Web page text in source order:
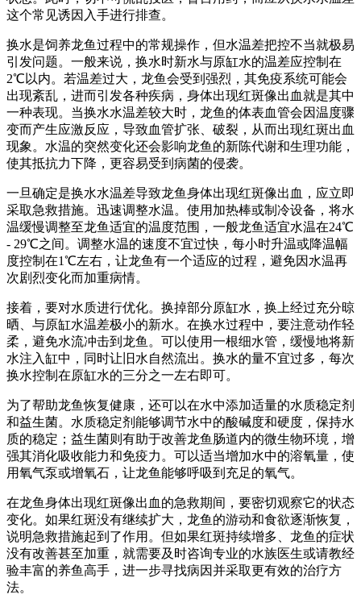
这个常见诱因入手进行排查。
换水是饲养龙鱼过程中的常规操作，但水温差把控不当就极易
引发问题。一般来说，换水时新水与原缸水的温差应控制在
2℃以内。若温差过大，龙鱼会受到强烈，其免疫系统可能会
出现紊乱，进而引发各种疾病，身体出现红斑像出血就是其中
一种表现。当换水水温差较大时，龙鱼的体表血管会因温度骤
变而产生应激反应，导致血管扩张、破裂，从而出现红斑出血
现象。水温的突然变化还会影响龙鱼的新陈代谢和生理功能，
使其抵抗力下降，更容易受到病菌的侵袭。
一旦确定是换水水温差导致龙鱼身体出现红斑像出血，应立即
采取急救措施。迅速调整水温。使用加热棒或制冷设备，将水
温缓慢调整至龙鱼适宜的温度范围，一般龙鱼适宜水温在24℃
- 29℃之间。调整水温的速度不宜过快，每小时升温或降温幅
度控制在1℃左右，让龙鱼有一个适应的过程，避免因水温再
次剧烈变化而加重病情。
接着，要对水质进行优化。换掉部分原缸水，换上经过充分晾
晒、与原缸水温差极小的新水。在换水过程中，要注意动作轻
柔，避免水流冲击到龙鱼。可以使用一根细水管，缓慢地将新
水注入缸中，同时让旧水自然流出。换水的量不宜过多，每次
换水控制在原缸水的三分之一左右即可。
为了帮助龙鱼恢复健康，还可以在水中添加适量的水质稳定剂
和益生菌。水质稳定剂能够调节水中的酸碱度和硬度，保持水
质的稳定；益生菌则有助于改善龙鱼肠道内的微生物环境，增
强其消化吸收能力和免疫力。可以适当增加水中的溶氧量，使
用氧气泵或增氧石，让龙鱼能够呼吸到充足的氧气。
在龙鱼身体出现红斑像出血的急救期间，要密切观察它的状态
变化。如果红斑没有继续扩大，龙鱼的游动和食欲逐渐恢复，
说明急救措施起到了作用。但如果红斑持续增多、龙鱼的症状
没有改善甚至加重，就需要及时咨询专业的水族医生或请教经
验丰富的养鱼高手，进一步寻找病因并采取更有效的治疗方
法。